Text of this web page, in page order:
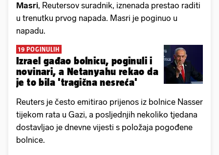
Masri, Reutersov suradnik, iznenada prestao raditi
u trenutku prvog napada. Masri je poginuo u
napadu.
19 POGINULIH
Izrael gađao bolnicu, poginuli i
novinari, a Netanyahu rekao da
je to bila 'tragična nesreća'
Reuters je često emitirao prijenos iz bolnice Nasser
tijekom rata u Gazi, a posljednjih nekoliko tjedana
dostavljao je dnevne vijesti s položaja pogođene
bolnice.